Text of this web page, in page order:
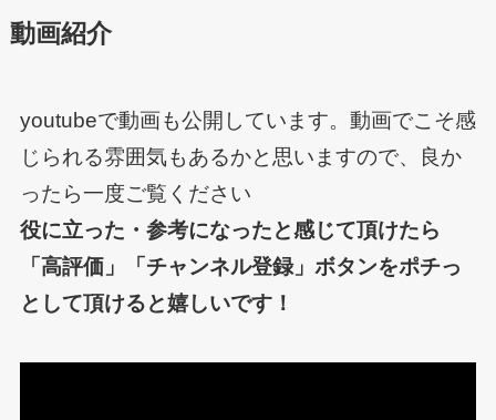
動画紹介
youtubeで動画も公開しています。動画でこそ感
じられる雰囲気もあるかと思いますので、良か
ったら一度ご覧ください
役に立った・参考になったと感じて頂けたら
「高評価」「チャンネル登録」ボタンをポチっ
として頂けると嬉しいです！